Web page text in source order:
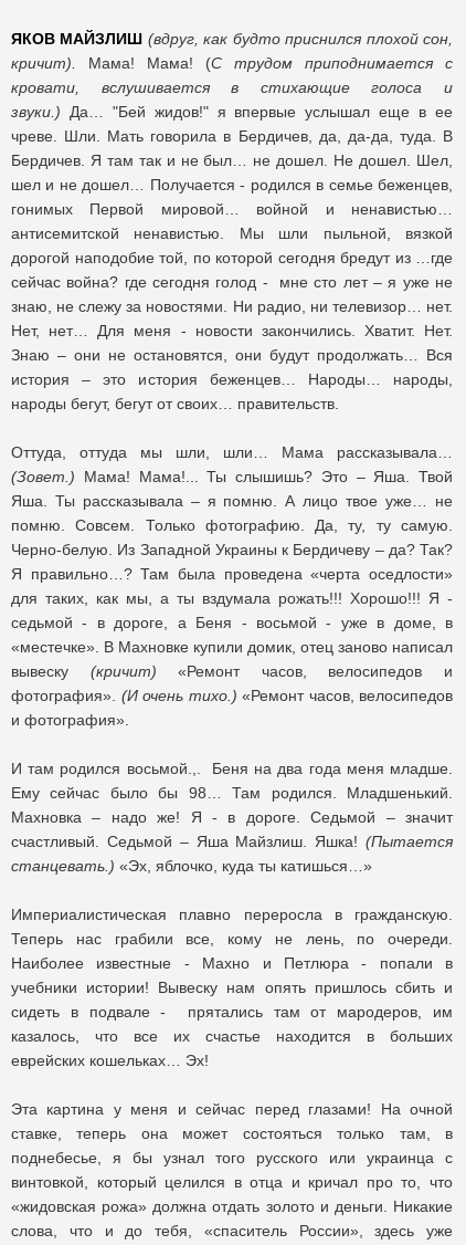
ЯКОВ МАЙЗЛИШ (вдруг, как будто приснился плохой сон,
кричит).
Мама! Мама! (С трудом приподнимается с
кровати, вслушивается в стихающие голоса и
звуки.) Да… "Бей жидов!" я впервые услышал еще в ее
чреве. Шли. Мать говорила в Бердичев, да, да-да, туда. В
Бердичев. Я там так и не был… не дошел. Не дошел. Шел,
шел и не дошел… Получается - родился в семье беженцев,
гонимых Первой мировой… войной и ненавистью…
антисемитской ненавистью. Мы шли пыльной, вязкой
дорогой наподобие той, по которой сегодня бредут из …где
сейчас война? где сегодня голод - мне сто лет – я уже не
знаю, не слежу за новостями. Ни радио, ни телевизор… нет.
Нет, нет… Для меня - новости закончились. Хватит. Нет.
Знаю – они не остановятся, они будут продолжать… Вся
история – это история беженцев… Народы… народы,
народы бегут, бегут от своих… правительств.
Оттуда, оттуда мы шли, шли… Мама рассказывала…
(Зовет.) Мама! Мама!... Ты слышишь? Это – Яша. Твой
Яша. Ты рассказывала – я помню. А лицо твое уже… не
помню. Совсем. Только фотографию. Да, ту, ту самую.
Черно-белую. Из Западной Украины к Бердичеву – да? Так?
Я правильно…? Там была проведена «черта оседлости»
для таких, как мы, а ты вздумала рожать!!! Хорошо!!! Я -
седьмой - в дороге, а Беня - восьмой - уже в доме, в
«местечке». В Махновке купили домик, отец заново написал
вывеску (кричит) «Ремонт часов, велосипедов и
фотография». (И очень тихо.) «Ремонт часов, велосипедов
и фотография».
И там родился восьмой.,. Беня на два года меня младше.
Ему сейчас было бы 98… Там родился. Младшенький.
Махновка – надо же! Я - в дороге. Седьмой – значит
счастливый. Седьмой – Яша Майзлиш. Яшка! (Пытается
станцевать.) «Эх, яблочко, куда ты катишься…»
Империалистическая плавно переросла в гражданскую.
Теперь нас грабили все, кому не лень, по очереди.
Наиболее известные - Махно и Петлюра - попали в
учебники истории! Вывеску нам опять пришлось сбить и
сидеть в подвале - прятались там от мародеров, им
казалось, что все их счастье находится в больших
еврейских кошельках… Эх!
Эта картина у меня и сейчас перед глазами! На очной
ставке, теперь она может состояться только там, в
поднебесье, я бы узнал того русского или украинца с
винтовкой, который целился в отца и кричал про то, что
«жидовская рожа» должна отдать золото и деньги. Никакие
слова, что и до тебя, «спаситель России», здесь уже